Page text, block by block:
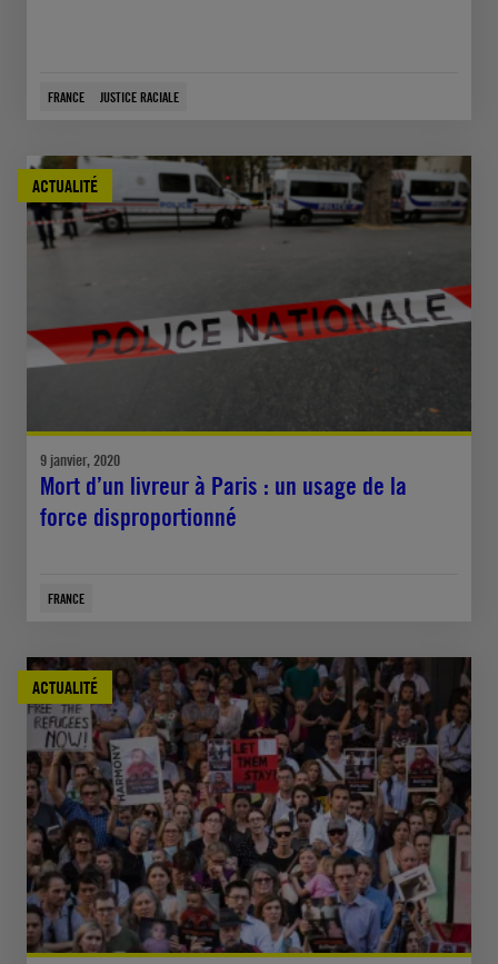
FRANCE JUSTICE RACIALE
ACTUALITÉ
9 janvier, 2020
Mort d’un livreur à Paris : un usage de la
force disproportionné
FRANCE
ACTUALITÉ